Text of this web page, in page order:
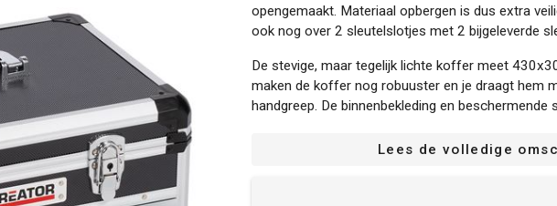
opengemaakt. Materiaal opbergen is dus extra
ook nog over 2 sleutelslotjes met 2 bijgeleverde
De stevige, maar tegelijk lichte koffer meet
maken de koffer nog robuuster en je draagt hem
handgreep. De binnenbekleding en beschermende
verkrijgbaar in 2 grotere formaten en met 2 lades.
Lees de volledige